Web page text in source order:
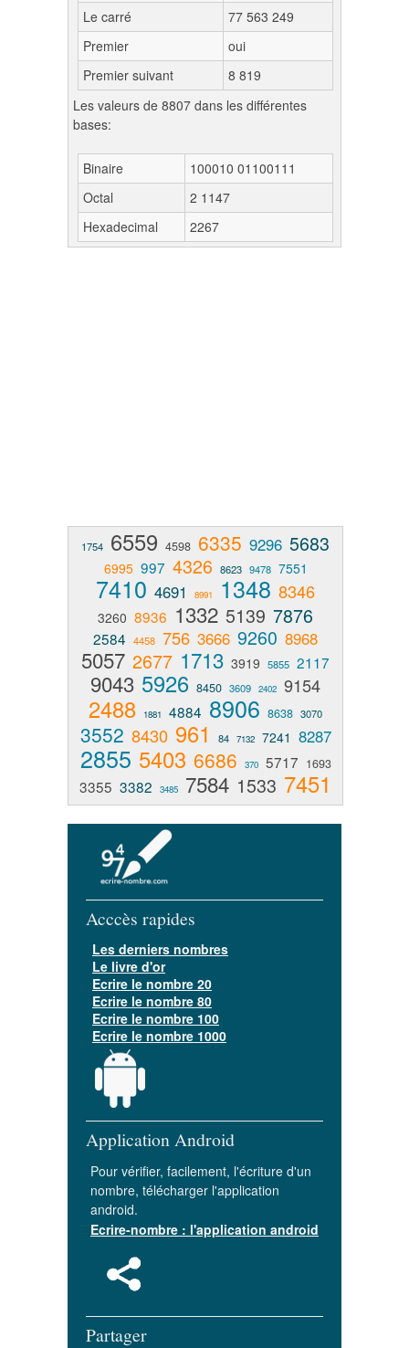
Le carré
77 563 249
Premier
oui
Premier suivant
8 819
Les valeurs de 8807 dans les différentes
bases:
Binaire
100010 01100111
Octal
2 1147
Hexadecimal
2267
1754 6559 4598 6335 9296 5683
6995 997 4326 8623 9478 7551
7410 4691 8991 1348 8346
3260 8936 1332 5139 7876
2584 4458 756 3666 9260 8968
5057 2677 1713 3919 5855 2117
9043 5926 8450 3609 2402 9154
2488 1881 4884 8906 8638 3070
3552 8430 961 84 7132 7241 8287
2855 5403 6686 370 5717 1693
3355 3382 3485 7584 1533 7451
Acccès rapides
Les derniers nombres
Le livre d'or
Ecrire le nombre 20
Ecrire le nombre 80
Ecrire le nombre 100
Ecrire le nombre 1000
Application Android
Pour vérifier, facilement, l'écriture d'un
nombre, télécharger l'application
android.
Ecrire-nombre : l'application android
Partager